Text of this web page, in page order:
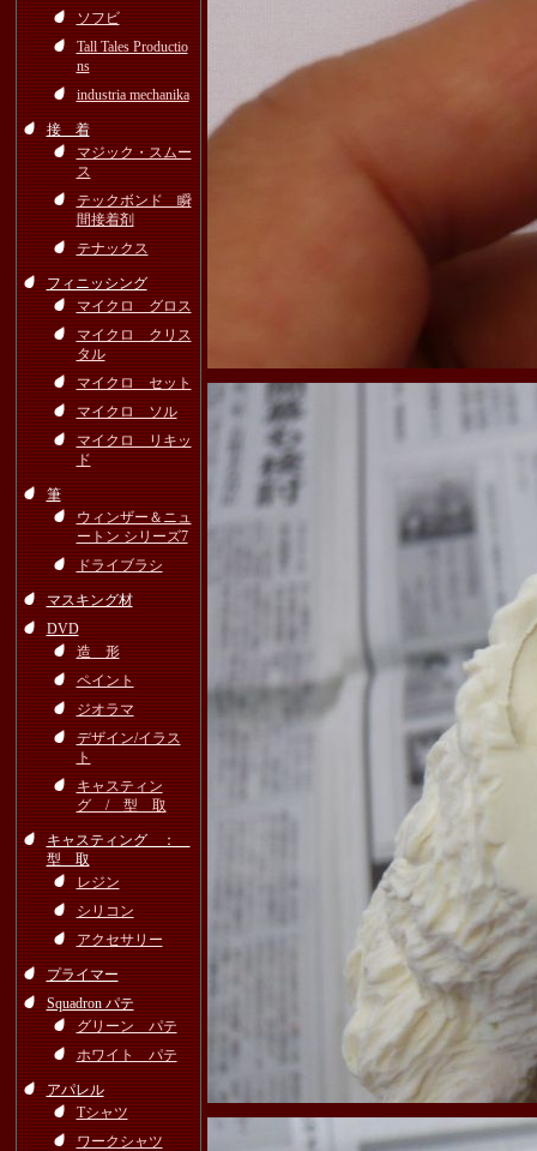
ソフビ
Tall Tales Productio
ns
industria mechanika
接 着
マジック・スムー
ス
テックボンド 瞬
間接着剤
テナックス
フィニッシング
マイクロ グロス
マイクロ クリス
タル
マイクロ セット
マイクロ ソル
マイクロ リキッ
ド
筆
ウィンザー＆ニュ
ートン シリーズ7
ドライブラシ
マスキング材
DVD
造 形
ペイント
ジオラマ
デザイン/イラス
ト
キャスティン
グ / 型 取
キャスティング ：
型 取
レジン
シリコン
アクセサリー
プライマー
Squadron パテ
グリーン パテ
ホワイト パテ
アパレル
Tシャツ
ワークシャツ